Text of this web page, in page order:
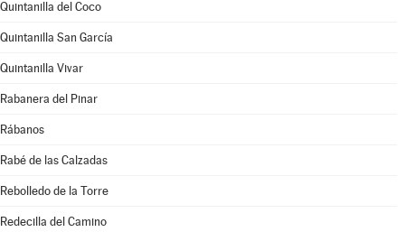
Quintanilla del Coco
Quintanilla San García
Quintanilla Vivar
Rabanera del Pinar
Rábanos
Rabé de las Calzadas
Rebolledo de la Torre
Redecilla del Camino